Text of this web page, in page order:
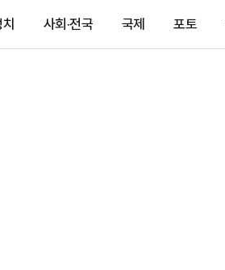
사회·전국 국제 포토